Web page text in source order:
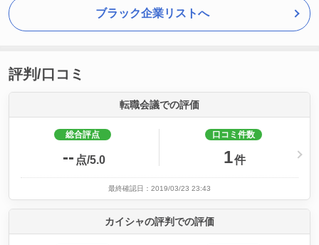
ブラック企業リストへ
評判/口コミ
転職会議での評価
総合評点
-- 点/5.0
口コミ件数
1件
最終確認日：2019/03/23 23:43
カイシャの評判での評価